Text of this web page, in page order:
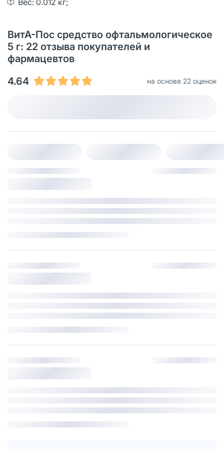
ВитА-Пос средство офтальмологическое
5 г: 22 отзыва покупателей и
фармацевтов
4.64
на основе 22 оценок